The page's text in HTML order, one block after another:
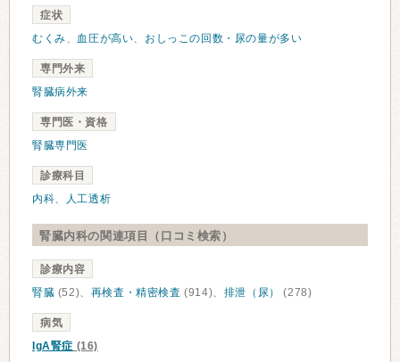
症状
むくみ、 血圧が高い、 おしっこの回数・尿の量が多い
専門外来
腎臓病外来
専門医・資格
腎臓専門医
診療科目
内科、 人工透析
腎臓内科の関連項目（口コミ検索）
診療内容
腎臓 (52)、 再検査・精密検査 (914)、 排泄（尿） (278)
病気
IgA腎症 (16)